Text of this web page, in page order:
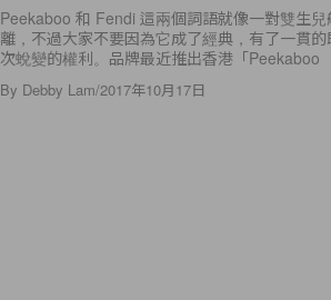
Peekaboo 和 Fendi 這兩個詞語就像一對雙生
離，不過大家不要因為它成了經典，有了一貫
次蛻變的權利。品牌最近推出香港「Peekaboo
By Debby Lam/2017年10月17日